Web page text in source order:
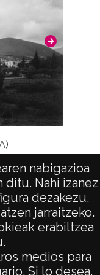
nabigazioa
Nahi izanez
dezakezu,
jarraitzeko.
erabiltzea
medios para
Si lo desea,